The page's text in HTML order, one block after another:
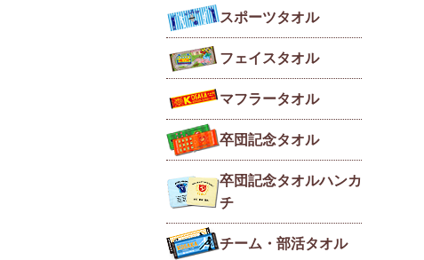
スポーツタオル
フェイスタオル
マフラータオル
卒団記念タオル
卒団記念タオルハンカ
チ
チーム・部活タオル